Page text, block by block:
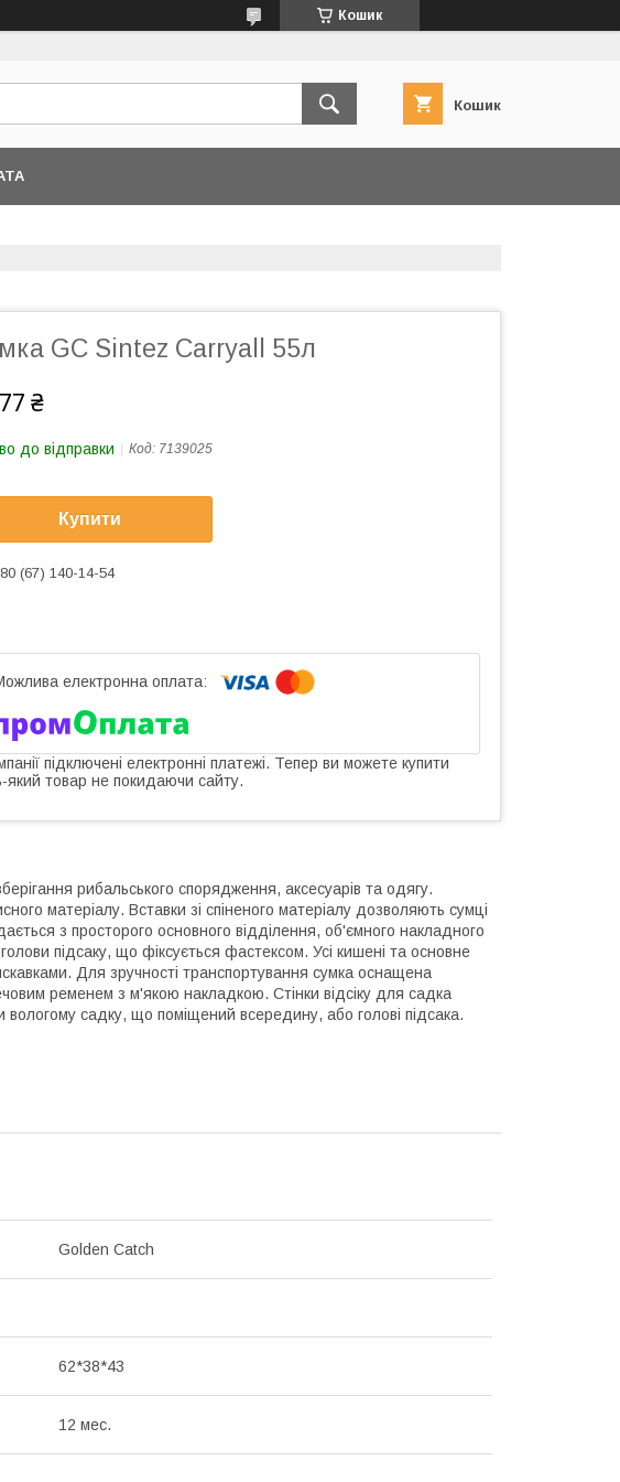
Кошик
Кошик
GC Sintez Carryall 55л
₴
до відправки Код: 7139025
Купити
(67) 140-14-54
підключені електронні платежі. Тепер ви можете купити
який товар не покидаючи сайту.
рибальського спорядження, аксесуарів та одягу.
матеріалу. Вставки зі спіненого матеріалу дозволяють сумці
з просторого основного відділення, об'ємного накладного
підсаку, що фіксується фастексом. Усі кишені та основне
Для зручності транспортування сумка оснащена
ременем з м'якою накладкою. Стінки відсіку для садка
вологому садку, що поміщений всередину, або голові підсака.
Golden Catch
62*38*43
12 мес.